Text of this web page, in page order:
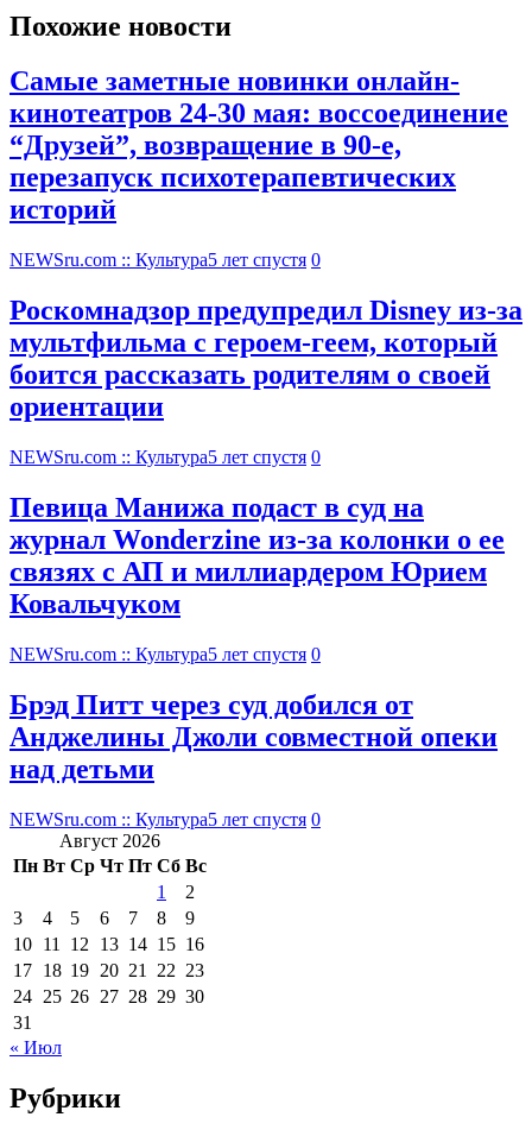
Похожие новости
Самые заметные новинки онлайн-
кинотеатров 24-30 мая: воссоединение
“Друзей”, возвращение в 90-е,
перезапуск психотерапевтических
историй
NEWSru.com :: Культура5 лет спустя 0
Роскомнадзор предупредил Disney из-за
мультфильма c героем-геем, который
боится рассказать родителям о своей
ориентации
NEWSru.com :: Культура5 лет спустя 0
Певица Манижа подаст в суд на
журнал Wonderzine из-за колонки о ее
связях с АП и миллиардером Юрием
Ковальчуком
NEWSru.com :: Культура5 лет спустя 0
Брэд Питт через суд добился от
Анджелины Джоли совместной опеки
над детьми
NEWSru.com :: Культура5 лет спустя 0
Август 2026
Пн Вт Ср Чт Пт Сб Вс
1
2
3
4 5 6 7 8
9
10 11 12 13 14 15 16
17 18 19 20 21 22 23
24 25 26 27 28 29 30
31
« Июл
Рубрики